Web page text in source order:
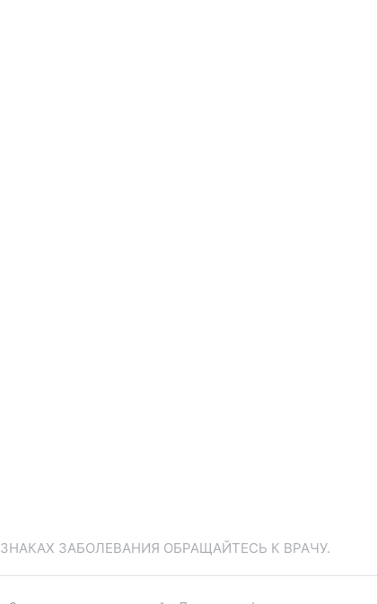
ЗАБОЛЕВАНИЯ ОБРАЩАЙТЕСЬ К ВРАЧУ.